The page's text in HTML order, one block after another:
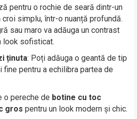
pentru o rochie de seară dintr-un
simplu, într-o nuanță profundă.
sau maro va adăuga un contrast
look sofisticat.
ținuta: Poți adăuga o geantă de tip
fine pentru a echilibra partea de
o pereche de botine cu toc
gros pentru un look modern și chic.